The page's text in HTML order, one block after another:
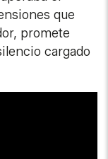
que
promete
cargado